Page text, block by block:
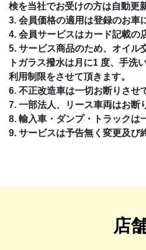
検を当社でお受けの方は自動更
3. 会員価格の適用は登録のお車
4. 会員サービスはカード記載の
5. サービス商品のため、オイル
トガラス撥水は月に1 度、手洗
利用制限をさせて頂きます。
6. 不正改造車は一切お断りさせ
7. 一部法人、リース車両はお断
8. 輸入車・ダンプ・トラックは
9. サービスは予告無く変更及び
店